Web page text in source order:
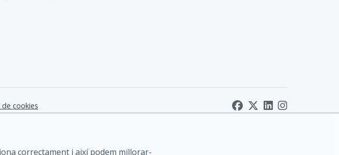
cookies
correctament i així podem millorar-